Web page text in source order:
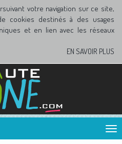
votre navigation sur ce site,
cookies destinés à des usages
et en lien avec les réseaux
EN SAVOIR PLUS